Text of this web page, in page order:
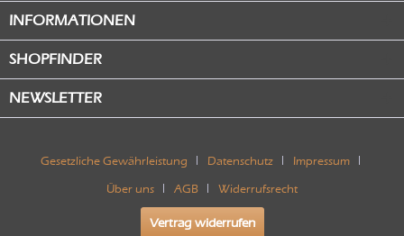
INFORMATIONEN
SHOPFINDER
NEWSLETTER
Gesetzliche Gewährleistung Datenschutz Impressum
Über uns AGB Widerrufsrecht
Vertrag widerrufen